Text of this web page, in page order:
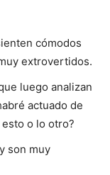
cómodos
extrovertidos.
luego analizan
actuado de
o lo otro?
son muy